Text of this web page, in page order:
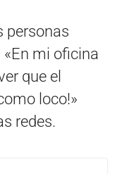
personas
mi oficina
que el
loco!»
redes.